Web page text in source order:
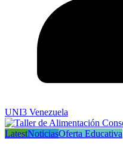
UNI3 Venezuela
LatestNoticiasOferta Educativa